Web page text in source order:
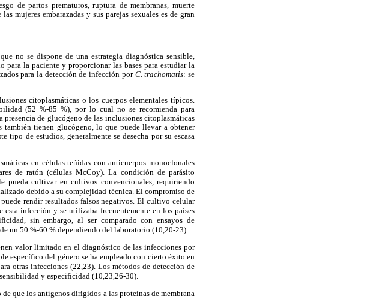
de partos prematuros, ruptura de membranas, muerte
mujeres embarazadas y sus parejas sexuales es de gran
no se dispone de una estrategia diagnóstica sensible,
la paciente y proporcionar las bases para estudiar la
para la detección de infección por C. trachomatis: se
citoplasmáticas o los cuerpos elementales típicos.
(52 %-85 %), por lo cual no se recomienda para
de glucógeno de las inclusiones citoplasmáticas
también tienen glucógeno, lo que puede llevar a obtener
de estudios, generalmente se desecha por su escasa
en células teñidas con anticuerpos monoclonales
de ratón (células McCoy). La condición de parásito
pueda cultivar en cultivos convencionales, requiriendo
debido a su complejidad técnica. El compromiso de
rendir resultados falsos negativos. El cultivo celular
esta infección y se utilizaba frecuentemente en los países
sin embargo, al ser comparado con ensayos de
un 50 %-60 % dependiendo del laboratorio (10,20-23)
valor limitado en el diagnóstico de las infecciones por
específico del género se ha empleado con cierto éxito en
otras infecciones (22,23). Los métodos de detección de
y especificidad (10,23,26-30)
que los antígenos dirigidos a las proteínas de membrana